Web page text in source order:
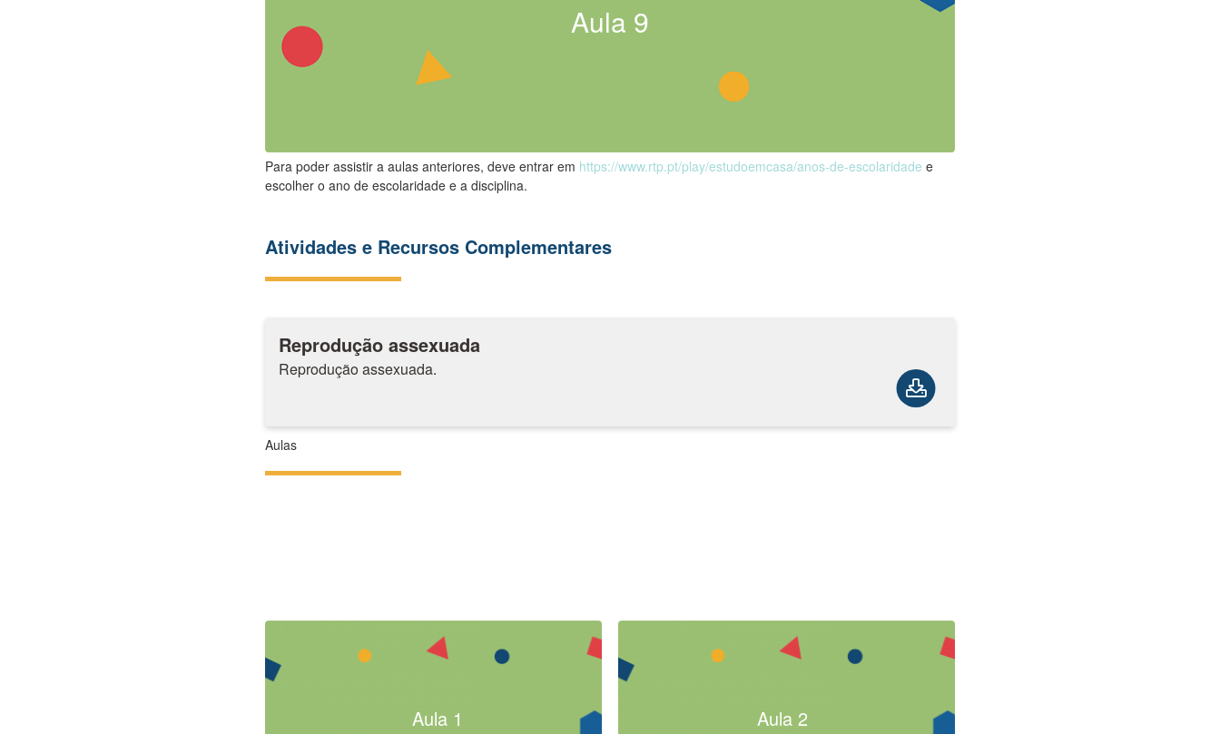
Aula 9
Para poder assistir a aulas anteriores, deve entrar em https://www.rtp.pt/play/estudoemcasa/anos-de-escolaridade e
escolher o ano de escolaridade e a disciplina.
Atividades e Recursos Complementares
Reprodução assexuada
Reprodução assexuada.
Aulas
Aula 1 Aula 2